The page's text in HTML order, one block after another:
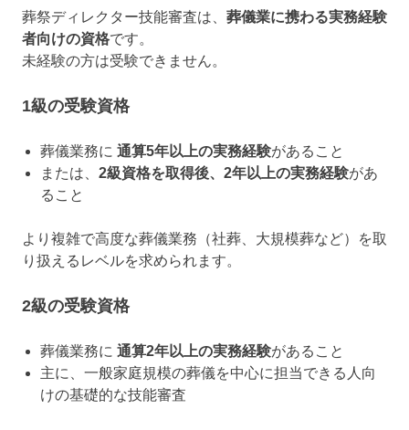
葬祭ディレクター技能審査は、 葬儀業に携わる実務経験
者向けの資格です。
未経験の方は受験できません。
1級の受験資格
葬儀業務に 通算5年以上の実務経験があること
または、 2級資格を取得後、2年以上の実務経験があ
ること
より複雑で高度な葬儀業務（社葬、大規模葬など）を取
り扱えるレベルを求められます。
2級の受験資格
葬儀業務に 通算2年以上の実務経験があること
主に、一般家庭規模の葬儀を中心に担当できる人向
けの基礎的な技能審査